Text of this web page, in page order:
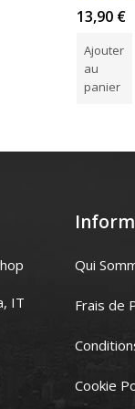
Note
5.00 sur
13,90 €
Ajouter
au
panier
IT
Qui
Frais de
Cookie